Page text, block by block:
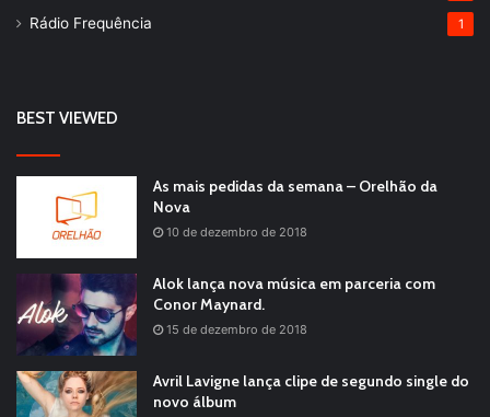
Rádio Frequência 1
BEST VIEWED
As mais pedidas da semana – Orelhão da
Nova
10 de dezembro de 2018
Alok lança nova música em parceria com
Conor Maynard.
15 de dezembro de 2018
Avril Lavigne lança clipe de segundo single do
novo álbum